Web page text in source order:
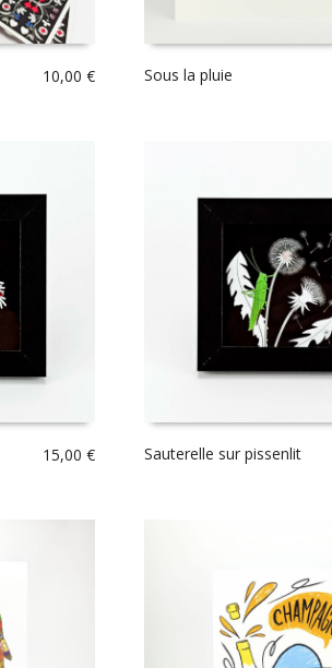
10,00€ Sous la pluie
15,00€ Sauterelle sur pissenlit